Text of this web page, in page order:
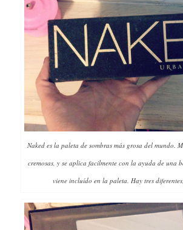
Naked es la paleta de sombras más grosa del mundo.
cremosas, y se aplica facilmente con la ayuda de una
viene incluído en la paleta. Hay tres